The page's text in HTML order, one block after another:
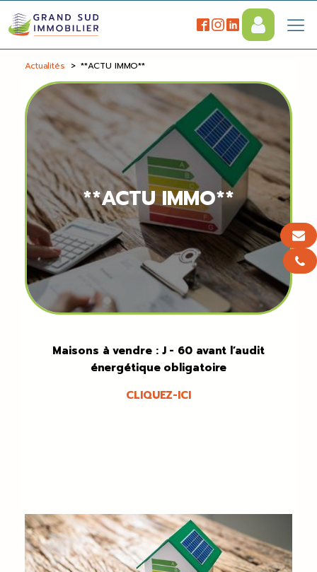
Actualités >**ACTU IMMO**
**ACTU IMMO**
Maisons à vendre : J - 60 avant l’audit
énergétique obligatoire
CLIQUEZ-ICI